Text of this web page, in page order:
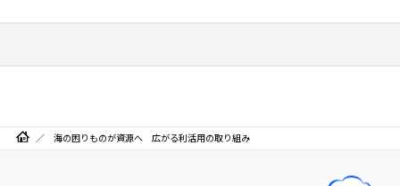
海の困りものが資源へ 広がる利活用の取り組み